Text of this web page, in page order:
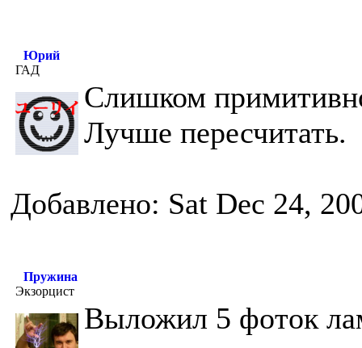
Юрий
ГАД
Слишком
Лучше пересчитать.
Добавлено: Sat Dec 24,
Пружина
Экзорцист
Выложил 5 фоток